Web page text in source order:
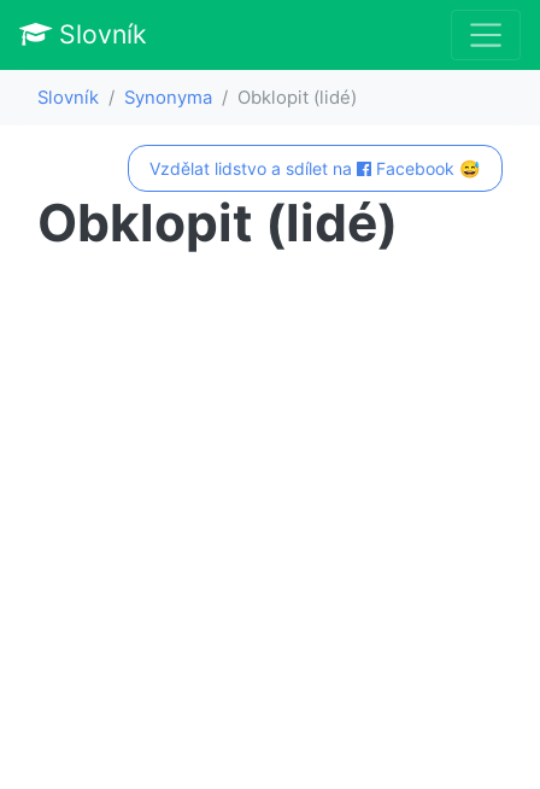
Slovník
Slovník Synonyma Obklopit (lidé)
Vzdělat lidstvo a sdílet na Facebook 😅
Obklopit (lidé)